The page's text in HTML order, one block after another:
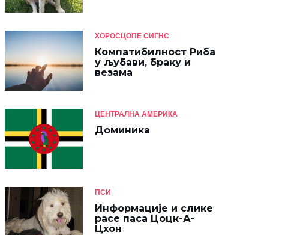
ХОРОСЦОПЕ СИГНС
Компатибилност Риба
у љубави, браку и
везама
ЦЕНТРАЛНА АМЕРИКА
Доминика
ПСИ
Информације и слике
расе паса Цоцк-А-
Цхон